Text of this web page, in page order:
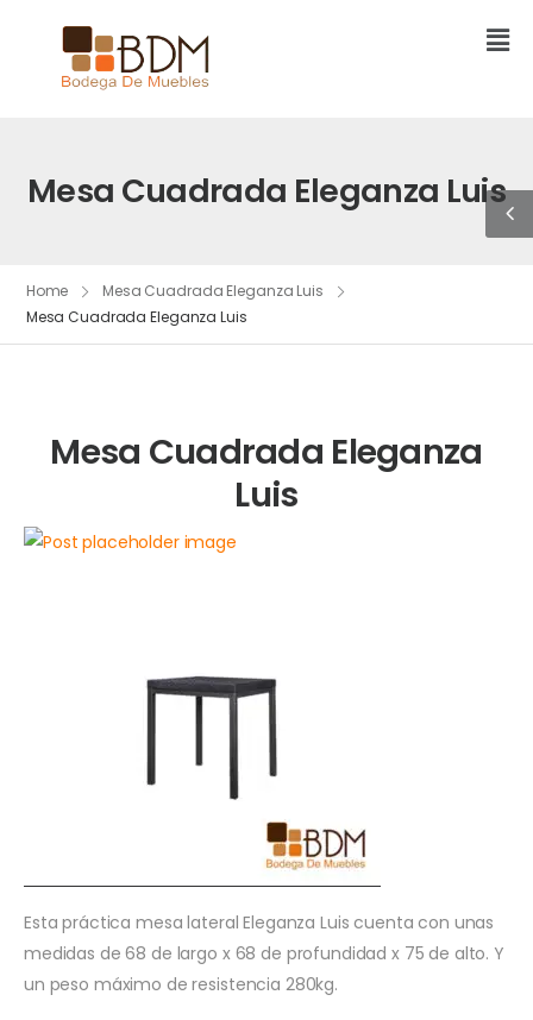
Mesa Cuadrada Eleganza Luis
Home
Mesa Cuadrada Eleganza Luis
Mesa Cuadrada Eleganza Luis
Mesa Cuadrada Eleganza
Luis
Esta práctica mesa lateral Eleganza Luis cuenta con unas
medidas de 68 de largo x 68 de profundidad x 75 de alto. Y
un peso máximo de resistencia 280kg.